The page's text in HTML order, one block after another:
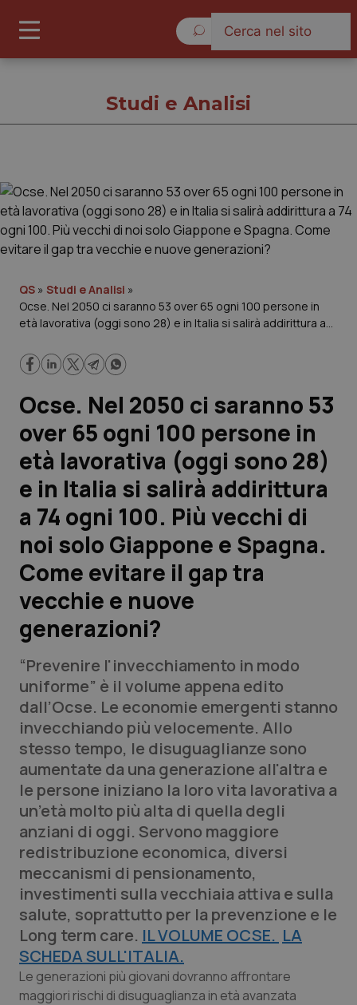
Cronache
Regioni e Asl
Lavoro e Professioni
Scienza e Farmaci
Studi e Analisi
Lettere al direttore
Edizioni Regionali
QS Pro
Professionisti Sanitari.AI
Basilicata
Calabria
Campania
Emilia-Romagna
Friuli Venezia Giulia
Lazio
Liguria
Lombardia
Artrite & artrosi
Asma & BPCO
Car-T
Colesterolo & coronaropatie
Dermatite Atopica
Diabete & glucometri
Disturbi dell’umore
Dolore
QS Club Newsletter
Studi e Analisi
QS » Studi e Analisi »
Ocse. Nel 2050 ci saranno 53 over 65 ogni 100 persone in
età lavorativa (oggi sono 28) e in Italia si salirà addirittura a
evitare il gap tra vecchie e nuove generazioni?
Ocse. Nel 2050 ci saranno 53
over 65 ogni 100 persone in
età lavorativa (oggi sono 28)
e in Italia si salirà addirittura
a 74 ogni 100. Più vecchi di
noi solo Giappone e Spagna.
Come evitare il gap tra
vecchie e nuove
generazioni?
“Prevenire l'invecchiamento in modo
uniforme” è il volume appena edito
dall’Ocse. Le economie emergenti stanno
invecchiando più velocemente. Allo
stesso tempo, le disuguaglianze sono
aumentate da una generazione all'altra e
le persone iniziano la loro vita lavorativa a
un’età molto più alta di quella degli
anziani di oggi. Servono maggiore
redistribuzione economica, diversi
meccanismi di pensionamento,
investimenti sulla vecchiaia attiva e sulla
salute, soprattutto per la prevenzione e le
Long term care. IL VOLUME OCSE. LA
SCHEDA SULL'ITALIA.
Le generazioni più giovani dovranno affrontare
maggiori rischi di disuguaglianza in età avanzata